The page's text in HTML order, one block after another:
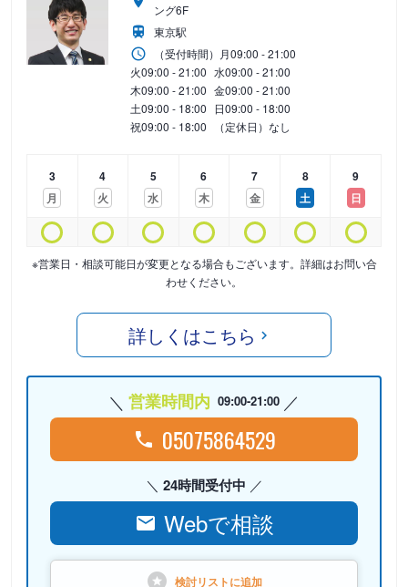
ング6F
東京駅
（受付時間） 月09:00 - 21:00
火09:00 - 21:00 水09:00 - 21:00
木09:00 - 21:00 金09:00 - 21:00
土09:00 - 18:00 日09:00 - 18:00
祝09:00 - 18:00 （定休日）なし
3
月
4
火
5
水
6
木
7
金
8
土
9
日
※営業日・相談可能日が変更となる場合もございます。詳細はお問い合
わせください。
詳しくはこちら
営業時間内 09:00-21:00
05075864529
24時間受付中
Webで相談
検討リストに追加